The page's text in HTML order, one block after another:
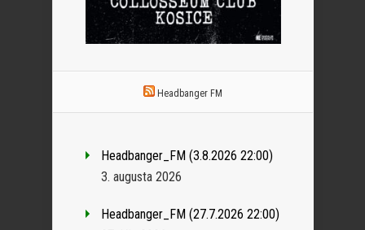
Headbanger FM
Headbanger_FM (3.8.2026 22:00)
3. augusta 2026
Headbanger_FM (27.7.2026 22:00)